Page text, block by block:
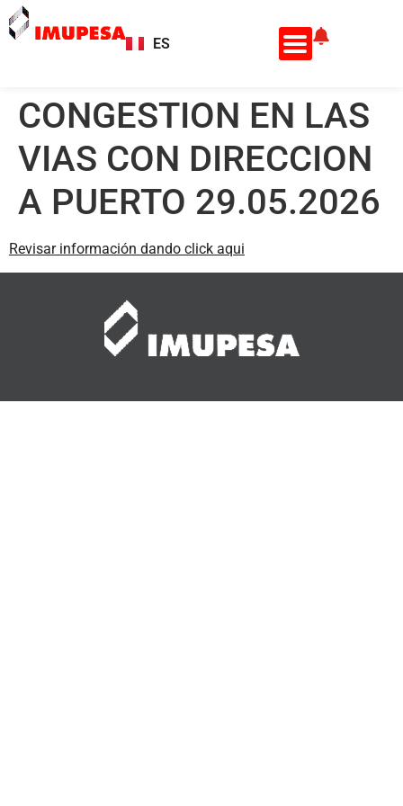
ES
EN
CONGESTION EN LAS
VIAS CON DIRECCION
A PUERTO 29.05.2026
Revisar información dando click aqui